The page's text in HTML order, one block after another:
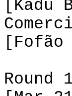
[Kadu
Round